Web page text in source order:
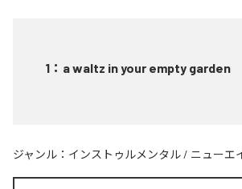
1 ： a waltz in your empty garden
ジャンル： インストゥルメンタル / ニューエ